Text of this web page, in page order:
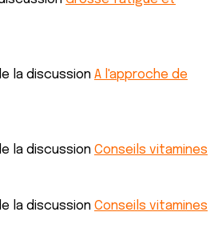
la discussion A l'approche de
la discussion Conseils vitamines
la discussion Conseils vitamines